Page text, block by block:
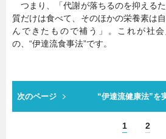
つまり、「代謝が落ちるのを抑える
質だけは食べて、そのほかの栄養素は
んできたもので補う」。これが社
の、“伊達流食事法”です。
次のページ “伊達流健康法”を
1 2